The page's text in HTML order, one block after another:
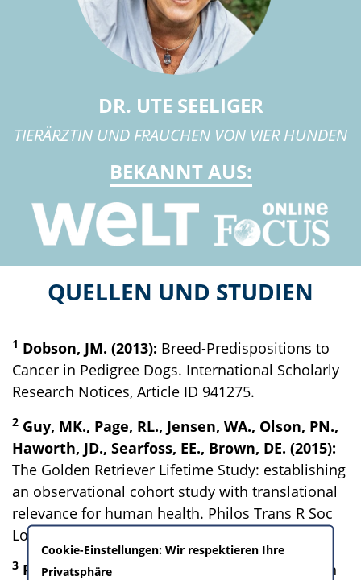
DR. UTE SEELIGER
TIERÄRZTIN UND FRAUCHEN VON VIER HUNDEN
BEKANNT AUS:
QUELLEN UND STUDIEN
1 Dobson, JM. (2013): Breed-Predispositions to
Cancer in Pedigree Dogs. International Scholarly
Research Notices, Article ID 941275.
2 Guy, MK., Page, RL., Jensen, WA., Olson, PN.,
Haworth, JD., Searfoss, EE., Brown, DE. (2015):
The Golden Retriever Lifetime Study: establishing
an observational cohort study with translational
relevance for human health. Philos Trans R Soc
Lond B Biol Sci, 370(1673).
3 Felix Horstmann (2017-2020):
Wie alt werden
Cookie-Einstellungen: Wir respektieren Ihre
Privatsphäre